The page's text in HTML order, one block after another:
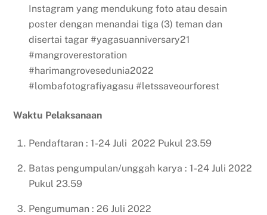
Instagram yang mendukung foto atau desain
poster dengan menandai tiga (3) teman dan
disertai tagar #yagasuanniversary21
#mangroverestoration
#harimangrovesedunia2022
#lombafotografiyagasu #letssaveourforest
Waktu Pelaksanaan
Pendaftaran : 1-24 Juli 2022 Pukul 23.59
Batas pengumpulan/unggah karya : 1-24 Juli 2022
Pukul 23.59
Pengumuman : 26 Juli 2022